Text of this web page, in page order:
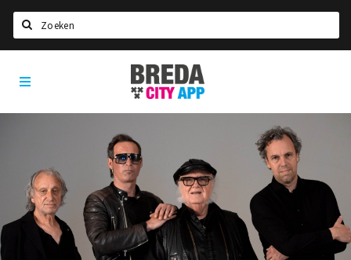
Home
Agenda
Party pics
Nieuws, interviews & blogs
Eten
Breda
City
App